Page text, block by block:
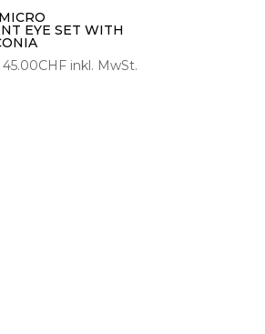
EYE SET WITH
45.00CHFPreisspanne:
inkl. MwSt.